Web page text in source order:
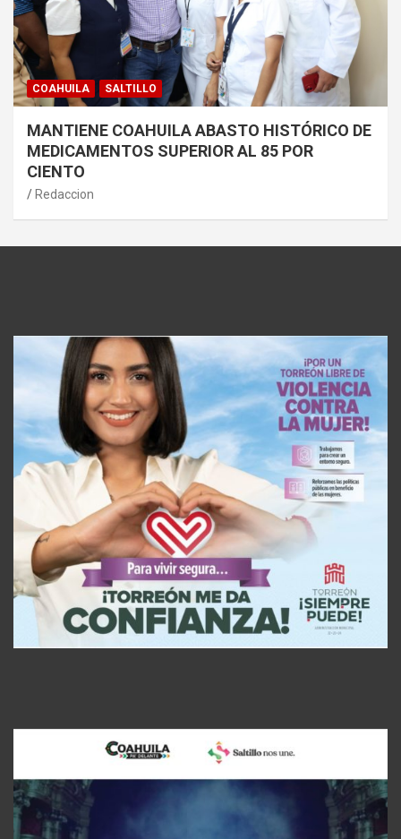
COAHUILA SALTILLO
MANTIENE COAHUILA ABASTO HISTÓRICO DE
MEDICAMENTOS SUPERIOR AL 85 POR
CIENTO
Redaccion